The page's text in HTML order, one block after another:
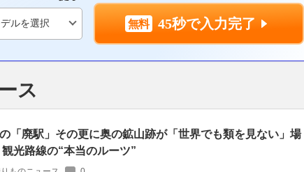
45秒で入力完了
ス
「廃駅」その更に奥の鉱山跡が「世界でも類を見ない」場
光路線の“本当のルーツ”